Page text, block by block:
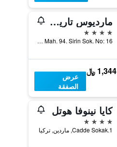
مارديوس تاريهي كوناك
4 نجوم
Teker Mah. 94. Sirin Sok. No: 16, ماردين, تركيا
1,344 ﷼
عرض
الصفقة
كايا نينوفا هوتل
4 نجوم
1.Cadde Sokak, ماردين, تركيا